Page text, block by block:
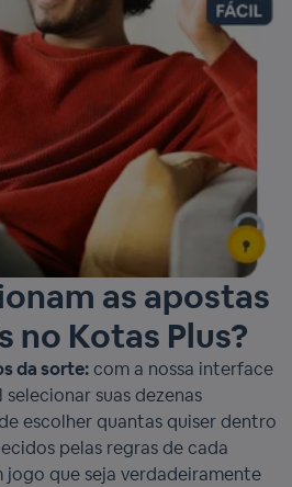
as apostas
no Kotas Plus?
da sorte:com a nossa interface
suas dezenas
escolher quantas quiser dentro
pelas regras de cada
que seja verdadeiramente